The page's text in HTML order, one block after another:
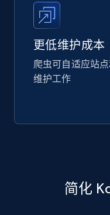
更低维护成本
爬虫可自适应站
维护工作
简化